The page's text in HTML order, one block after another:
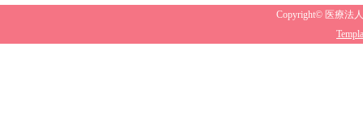
Copyright© 医療法